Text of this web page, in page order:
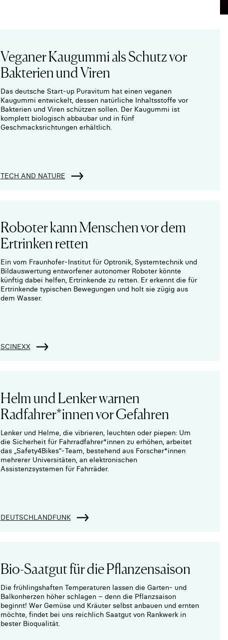
Veganer Kaugummi als Schutz vor
Bakterien und Viren
Das deutsche Start-up Puravitum hat einen veganen
Kaugummi entwickelt, dessen natürliche Inhaltsstoffe vor
Bakterien und Viren schützen sollen. Der Kaugummi ist
komplett biologisch abbaubar und in fünf
Geschmacksrichtungen erhältlich.
TECH AND NATURE
Roboter kann Menschen vor dem
Ertrinken retten
Ein vom Fraunhofer-Institut für Optronik, Systemtechnik und
Bildauswertung entworfener autonomer Roboter könnte
künftig dabei helfen, Ertrinkende zu retten. Er erkennt die für
Ertrinkende typischen Bewegungen und holt sie zügig aus
dem Wasser.
SCINEXX
Helm und Lenker warnen
Radfahrer*innen vor Gefahren
Lenker und Helme, die vibrieren, leuchten oder piepen: Um
die Sicherheit für Fahrradfahrer*innen zu erhöhen, arbeitet
das „Safety4Bikes“-Team, bestehend aus Forscher*innen
mehrerer Universitäten, an elektronischen
Assistenzsystemen für Fahrräder.
DEUTSCHLANDFUNK
Bio-Saatgut für die Pflanzensaison
Die frühlingshaften Temperaturen lassen die Garten- und
Balkonherzen höher schlagen – denn die Pflanzsaison
beginnt! Wer Gemüse und Kräuter selbst anbauen und ernten
möchte, findet bei uns reichlich Saatgut von Rankwerk in
bester Bioqualität.